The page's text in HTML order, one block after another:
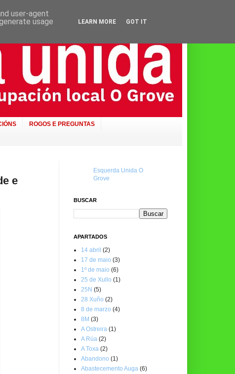
ROGOS E PREGUNTAS
e
Esquerda Unida O
Grove
BUSCAR
APARTADOS
14 abril (2)
17 de maio (3)
1º de maio (6)
25 de Xullo (1)
25N (5)
28 Xuño (2)
8 de marzo (4)
8M (3)
A Ostreira (1)
A Rúa (2)
A Toxa (2)
Abandono (1)
Abastecemento Auga (6)
user-agent
usage
LEARN MORE GOT IT